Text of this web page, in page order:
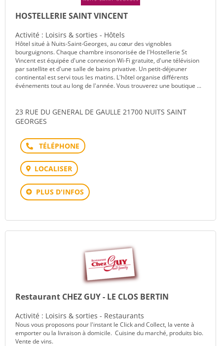
HOSTELLERIE SAINT VINCENT
Activité : Loisirs & sorties - Hôtels
Hôtel situé à Nuits-Saint-Georges, au cœur des vignobles
bourguignons. Chaque chambre insonorisée de l'Hostellerie St
Vincent est équipée d'une connexion Wi-Fi gratuite, d'une télévision
par satellite et d'une salle de bains privative. Un petit-déjeuner
continental est servi tous les matins. L'hôtel organise différents
événements tout au long de l'année. Vous trouverez une boutique ...
23 RUE DU GENERAL DE GAULLE 21700 NUITS SAINT
GEORGES
Téléphone
LOCALISER
PLUS D'INFOS
Restaurant CHEZ GUY - LE CLOS BERTIN
Activité : Loisirs & sorties - Restaurants
Nous vous proposons pour l'instant le Click and Collect, la vente à
emporter ou la livraison à domicile. Cuisine du marché, produits bio.
Vente de vins.